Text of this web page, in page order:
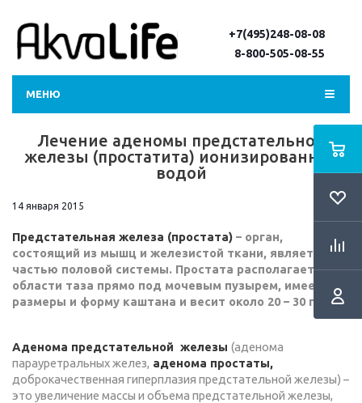
+7(495)248-08-08
8-800-505-08-55
МЕНЮ
Лечение аденомы предстательной
железы (простатита) ионизированной
водой
14 января 2015
Предстательная железа (простата) – орган,
состоящий из мышц и железистой ткани, является
частью половой системы. Простата располагается в
области таза прямо под мочевым пузырем, имеет
размеры и форму каштана и весит около 20 – 30 грамм.
Аденома предстательной железы (аденома
парауретральных желез, аденома простаты,
доброкачественная гиперплазия предстательной железы) –
это увеличение массы и объема предстательной железы,